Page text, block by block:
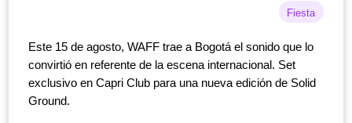
Fiesta
Este 15 de agosto, WAFF trae a Bogotá el sonido que lo
convirtió en referente de la escena internacional. Set
exclusivo en Capri Club para una nueva edición de Solid
Ground.